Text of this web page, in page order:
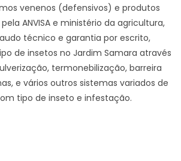
venenos (defensivos) e produtos
ANVISA e ministério da agricultura,
técnico e garantia por escrito,
de insetos no Jardim Samara através
termonebilização, barreira
e vários outros sistemas variados de
tipo de inseto e infestação.